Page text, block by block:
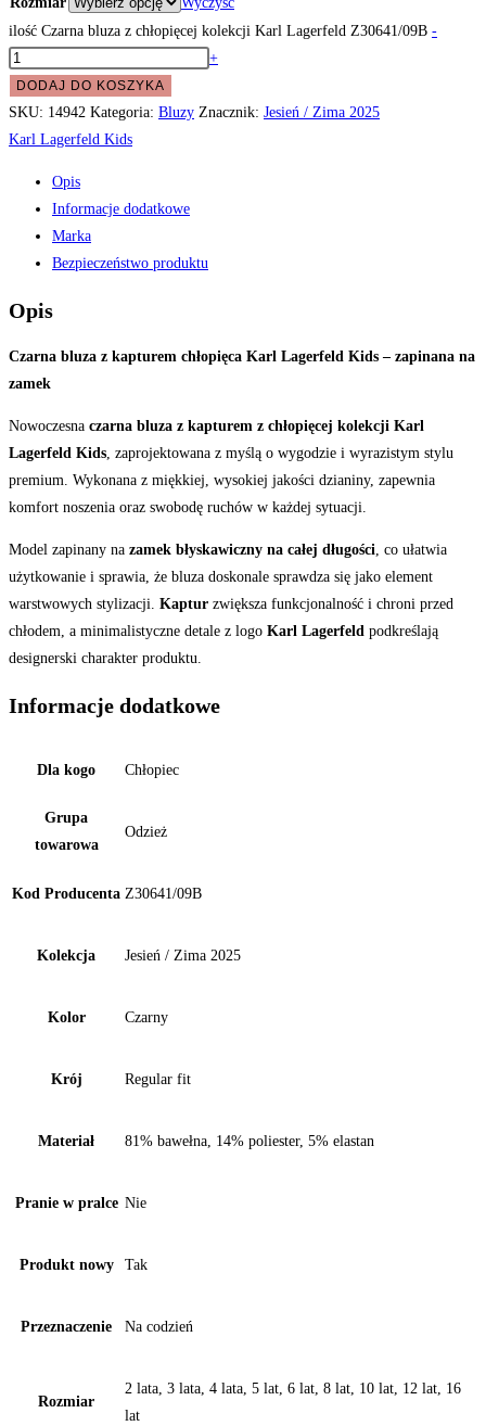
ilość Czarna bluza z chłopięcej kolekcji Karl Lagerfeld Z30641/09B -
+
DODAJ DO KOSZYKA
SKU: 14942 Kategoria: Bluzy Znacznik: Jesień / Zima 2025
Karl Lagerfeld Kids
Opis
Informacje dodatkowe
Marka
Bezpieczeństwo produktu
Opis
Czarna bluza z kapturem chłopięca Karl Lagerfeld Kids – zapinana na
zamek
Nowoczesna czarna bluza z kapturem z chłopięcej kolekcji Karl
Lagerfeld Kids, zaprojektowana z myślą o wygodzie i wyrazistym stylu
premium. Wykonana z miękkiej, wysokiej jakości dzianiny, zapewnia
komfort noszenia oraz swobodę ruchów w każdej sytuacji.
Model zapinany na zamek błyskawiczny na całej długości, co ułatwia
użytkowanie i sprawia, że bluza doskonale sprawdza się jako element
warstwowych stylizacji. Kaptur zwiększa funkcjonalność i chroni przed
chłodem, a minimalistyczne detale z logo Karl Lagerfeld podkreślają
designerski charakter produktu.
Informacje dodatkowe
Dla kogo Chłopiec
Grupa
towarowa
Odzież
Kod Producenta Z30641/09B
Kolekcja Jesień / Zima 2025
Kolor Czarny
Krój Regular fit
Materiał 81% bawełna, 14% poliester, 5% elastan
Pranie w pralce Nie
Produkt nowy Tak
Przeznaczenie Na codzień
Rozmiar
2 lata, 3 lata, 4 lata, 5 lat, 6 lat, 8 lat, 10 lat, 12 lat, 16
lat